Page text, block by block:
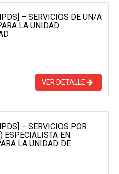
– SERVICIOS DE UN/A
LA UNIDAD
VER DETALLE
– SERVICIOS POR
ESPECIALISTA EN
LA UNIDAD DE